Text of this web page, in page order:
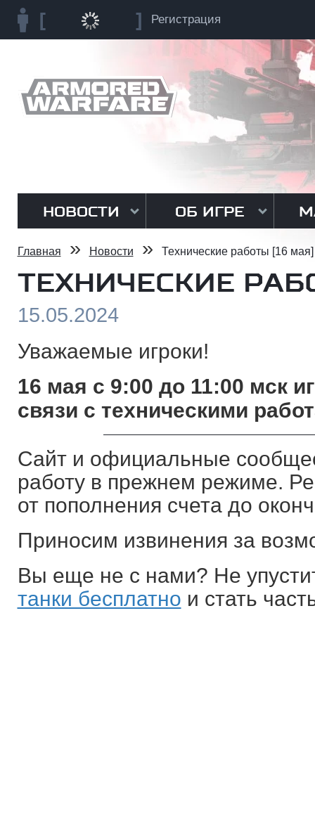
Регистрация
НОВОСТИ ОБ ИГРЕ
Главная » Новости » Технические работы [16 мая]
ТЕХНИЧЕСКИЕ
15.05.2024
Уважаемые игроки!
16 мая с 9:00 до 11:00 мск
связи с техническими
Сайт и официальные
работу в прежнем режиме.
от пополнения счета до
Приносим извинения за
Вы еще не с нами? Не
танки бесплатно и стать